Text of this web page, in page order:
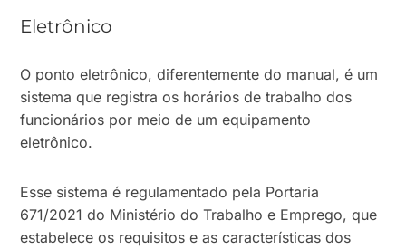
Eletrônico
O ponto eletrônico, diferentemente do manual, é um
sistema que registra os horários de trabalho dos
funcionários por meio de um equipamento
eletrônico.
Esse sistema é regulamentado pela Portaria
671/2021 do Ministério do Trabalho e Emprego, que
estabelece os requisitos e as características dos